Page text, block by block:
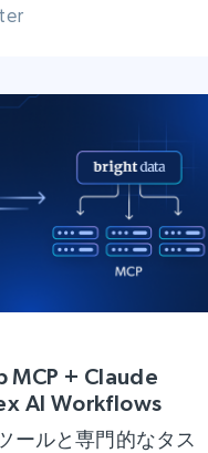
MCP + Claude
AI Workflows
ールと専門的なタス